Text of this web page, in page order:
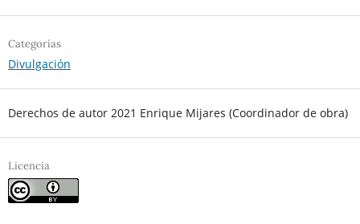
Categorías
Divulgación
Derechos de autor 2021 Enrique Mijares (Coordinador de obra)
Licencia